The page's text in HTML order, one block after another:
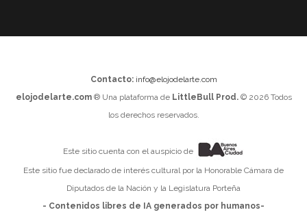
Contacto: info@elojodelarte.com
elojodelarte.com® Una plataforma de LittleBull Prod.© 2026 Todos
los derechos reservados.
Este sitio cuenta con el auspicio de
Este sitio fue declarado de interés cultural por la Honorable Cámara de
Diputados de la Nación y la Legislatura Porteña
- Contenidos libres de IA generados por humanos-